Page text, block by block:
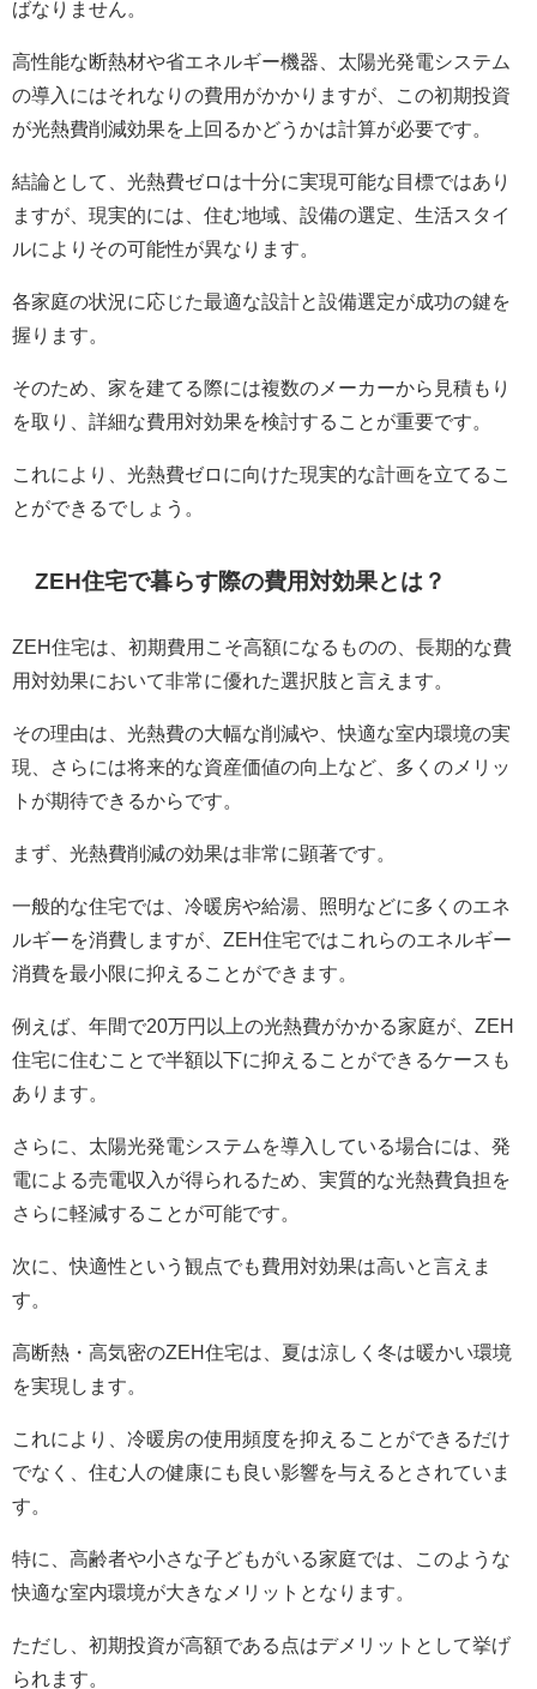
ばなりません。
高性能な断熱材や省エネルギー機器、太陽光発電システム
の導入にはそれなりの費用がかかりますが、この初期投資
が光熱費削減効果を上回るかどうかは計算が必要です。
結論として、光熱費ゼロは十分に実現可能な目標ではあり
ますが、現実的には、住む地域、設備の選定、生活スタイ
ルによりその可能性が異なります。
各家庭の状況に応じた最適な設計と設備選定が成功の鍵を
握ります。
そのため、家を建てる際には複数のメーカーから見積もり
を取り、詳細な費用対効果を検討することが重要です。
これにより、光熱費ゼロに向けた現実的な計画を立てるこ
とができるでしょう。
ZEH住宅で暮らす際の費用対効果とは？
ZEH住宅は、初期費用こそ高額になるものの、長期的な費
用対効果において非常に優れた選択肢と言えます。
その理由は、光熱費の大幅な削減や、快適な室内環境の実
現、さらには将来的な資産価値の向上など、多くのメリッ
トが期待できるからです。
まず、光熱費削減の効果は非常に顕著です。
一般的な住宅では、冷暖房や給湯、照明などに多くのエネ
ルギーを消費しますが、ZEH住宅ではこれらのエネルギー
消費を最小限に抑えることができます。
例えば、年間で20万円以上の光熱費がかかる家庭が、ZEH
住宅に住むことで半額以下に抑えることができるケースも
あります。
さらに、太陽光発電システムを導入している場合には、発
電による売電収入が得られるため、実質的な光熱費負担を
さらに軽減することが可能です。
次に、快適性という観点でも費用対効果は高いと言えま
す。
高断熱・高気密のZEH住宅は、夏は涼しく冬は暖かい環境
を実現します。
これにより、冷暖房の使用頻度を抑えることができるだけ
でなく、住む人の健康にも良い影響を与えるとされていま
す。
特に、高齢者や小さな子どもがいる家庭では、このような
快適な室内環境が大きなメリットとなります。
ただし、初期投資が高額である点はデメリットとして挙げ
られます。